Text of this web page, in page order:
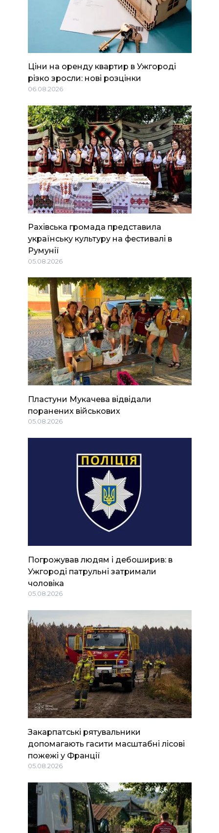
Ціни на оренду квартир в Ужгороді
різко зросли: нові розцінки
06.08.2026
Рахівська громада представила
українську культуру на фестивалі в
Румунії
05.08.2026
Пластуни Мукачева відвідали
поранених військових
05.08.2026
Погрожував людям і дебоширив: в
Ужгороді патрульні затримали
чоловіка
05.08.2026
Закарпатські рятувальники
допомагають гасити масштабні лісові
пожежі у Франції
05.08.2026